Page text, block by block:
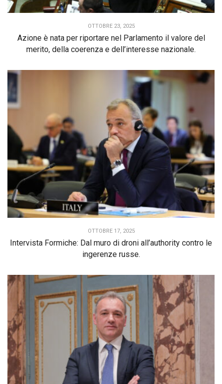
OTTOBRE 23, 2025
Azione è nata per riportare nel Parlamento il valore del
merito, della coerenza e dell’interesse nazionale.
OTTOBRE 17, 2025
Intervista Formiche: Dal muro di droni all’authority contro le
ingerenze russe.